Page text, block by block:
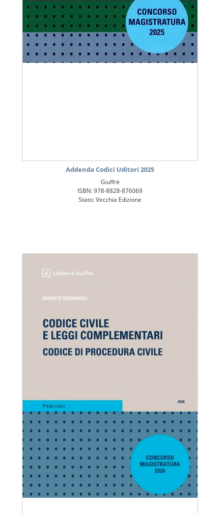
Addenda Codici Uditori 2025
Giuffrè
ISBN: 978-8828-876069
Stato: Vecchia Edizione